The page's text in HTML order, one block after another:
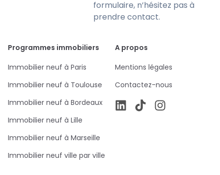
formulaire, n’hésitez pas à
prendre contact.
Programmes immobiliers
Immobilier neuf à Paris
Immobilier neuf à Toulouse
Immobilier neuf à Bordeaux
Immobilier neuf à Lille
Immobilier neuf à Marseille
Immobilier neuf ville par ville
A propos
Mentions légales
Contactez-nous